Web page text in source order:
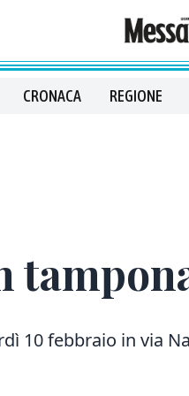
CRONACA REGIONE
10 febbraio in via